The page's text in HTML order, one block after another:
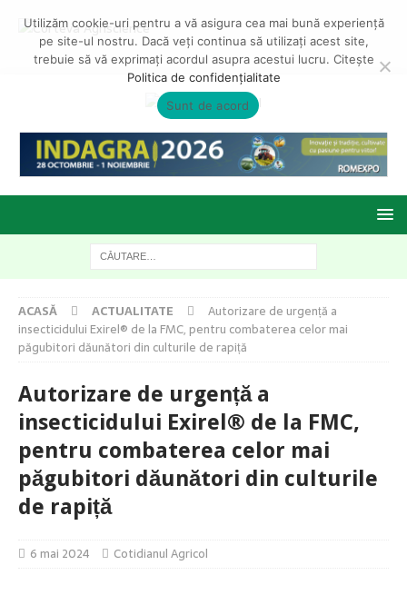
ACASĂ ACTUALITATE
Autorizare de urgență a
insecticidului Exirel® de la FMC, pentru combaterea celor mai
păgubitori dăunători din culturile de rapiță
Autorizare de urgență a
insecticidului Exirel® de la FMC,
pentru combaterea celor mai
păgubitori dăunători din culturile
de rapiță
6 mai 2024 Cotidianul Agricol
Utilizăm cookie-uri pentru a vă asigura cea mai bună experiență
pe site-ul nostru. Dacă veți continua să utilizați acest site,
trebuie să vă exprimați acordul asupra acestui lucru. Citește
Politica de confidențialitate
Sunt de acord